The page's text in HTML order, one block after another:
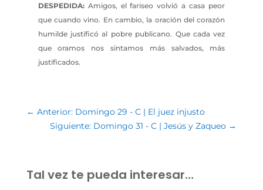
DESPEDIDA:Amigos, el fariseo volvió a casa peor
que cuando vino. En cambio, la oración del corazón
humilde justificó al pobre publicano. Que cada vez
que oramos nos sintamos más salvados, más
justificados.
← Anterior: Domingo 29 - C | El juez injusto
Siguiente: Domingo 31 - C | Jesús y Zaqueo →
Tal vez te pueda interesar…